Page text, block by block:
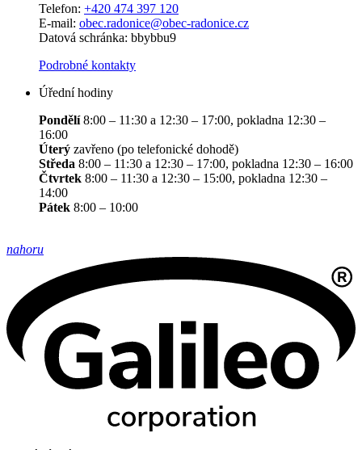
Telefon: +420 474 397 120
E-mail: obec.radonice@obec-radonice.cz
Datová schránka: bbybbu9
Podrobné kontakty
Úřední hodiny
Pondělí8:00 – 11:30 a 12:30 – 17:00, pokladna 12:30 –
16:00
Úterý zavřeno (po telefonické dohodě)
Středa 8:00 – 11:30 a 12:30 – 17:00, pokladna 12:30 – 16:00
Čtvrtek 8:00 – 11:30 a 12:30 – 15:00, pokladna 12:30 –
14:00
Pátek 8:00 – 10:00
nahoru